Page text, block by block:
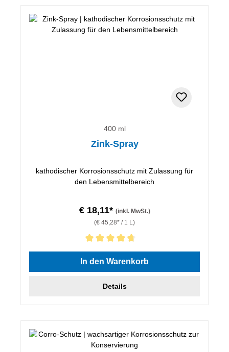
400 ml
Zink-Spray
kathodischer Korrosionsschutz mit Zulassung für
den Lebensmittelbereich
€ 18,11* (inkl. MwSt.)
(€ 45,28* / 1 L)
Durchschnittliche Bewertung von 4.67 von 5 Sternen
In den Warenkorb
Details